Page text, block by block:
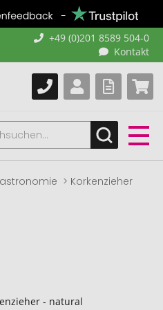
+49 (0)201 8589 504-0
Kontakt
Korkenzieher